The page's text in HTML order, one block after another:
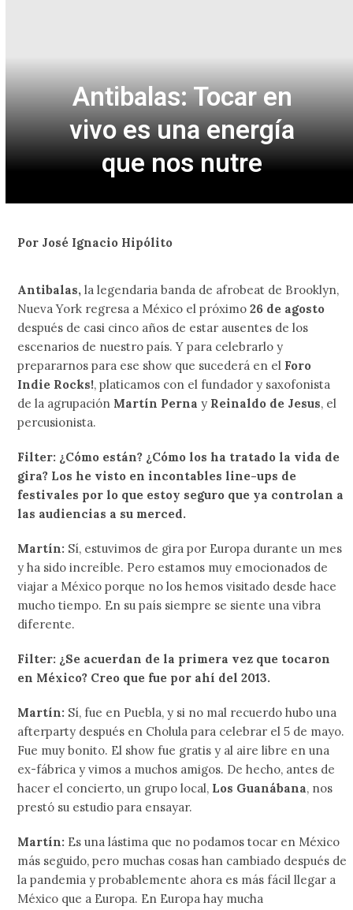
Antibalas: Tocar en
vivo es una energía
que nos nutre
Por José Ignacio Hipólito
Antibalas,la legendaria banda de afrobeat de Brooklyn,
Nueva York regresa a México el próximo26 de agosto
después de casi cinco años de estar ausentes de los
escenarios de nuestro país. Y para celebrarlo y
prepararnos para ese show que sucederá en el Foro
Indie Rocks!, platicamos con el fundador y saxofonista
de la agrupación Martín Perna y Reinaldo de Jesus, el
percusionista.
Filter: ¿Cómo están? ¿Cómo los ha tratado la vida de
gira? Los he visto en incontables line-ups de
festivales por lo que estoy seguro que ya controlan a
las audiencias a su merced.
Martín: Sí, estuvimos de gira por Europa durante un mes
y ha sido increíble. Pero estamos muy emocionados de
viajar a México porque no los hemos visitado desde hace
mucho tiempo. En su país siempre se siente una vibra
diferente.
Filter: ¿Se acuerdan de la primera vez que tocaron
en México? Creo que fue por ahí del 2013.
Martín: Sí, fue en Puebla, y si no mal recuerdo hubo una
afterparty después en Cholula para celebrar el 5 de mayo.
Fue muy bonito. El show fue gratis y al aire libre en una
ex-fábrica y vimos a muchos amigos. De hecho, antes de
hacer el concierto, un grupo local, Los Guanábana, nos
prestó su estudio para ensayar.
Martín: Es una lástima que no podamos tocar en México
más seguido, pero muchas cosas han cambiado después de
la pandemia y probablemente ahora es más fácil llegar a
México que a Europa. En Europa hay mucha